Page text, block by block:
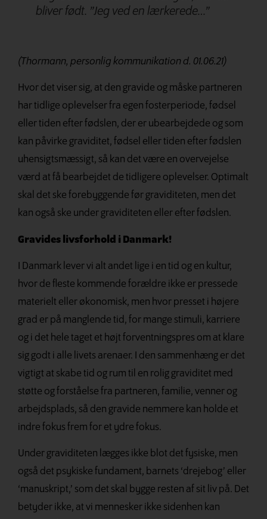
bliver født. ”Jeg ved en lærkerede…”
(Thormann, personlig kommunikation d. 01.06.21)
Hvor det viser sig, at den gravide og måske partneren
har tidlige oplevelser fra egen fosterperiode, fødsel
eller tiden efter fødslen, der er ubearbejdede og som
kan påvirke graviditet, fødsel eller tiden efter fødslen
uhensigtsmæssigt, så kan det være en overvejelse
værd at få bearbejdet de tidligere oplevelser. Optimalt
skal det ske forebyggende før graviditeten, men det
kan også ske under graviditeten eller efter fødslen.
Gravides livsforhold i Danmark!
I Danmark lever vi alt andet lige i en tid og en kultur,
hvor de fleste kommende forældre ikke er pressede
materielt eller økonomisk, men hvor presset i højere
grad er på manglende tid, for mange stimuli, karriere
og i det hele taget et højt forventningspres om at klare
sig godt i alle livets arenaer. I den sammenhæng er det
vigtigt at skabe tid og rum til en rolig graviditet med
støtte og forståelse fra partneren, familie, venner og
arbejdsplads, så den gravide nemmere kan holde et
indre fokus frem for et ydre fokus.
Under graviditeten lægges ikke blot det fysiske, men
også det psykiske fundament, barnets ‘drejebog’ eller
‘manuskript,’ som det skal bygge resten af sit liv på. Det
betyder ikke, at vi mennesker ikke sidenhen kan